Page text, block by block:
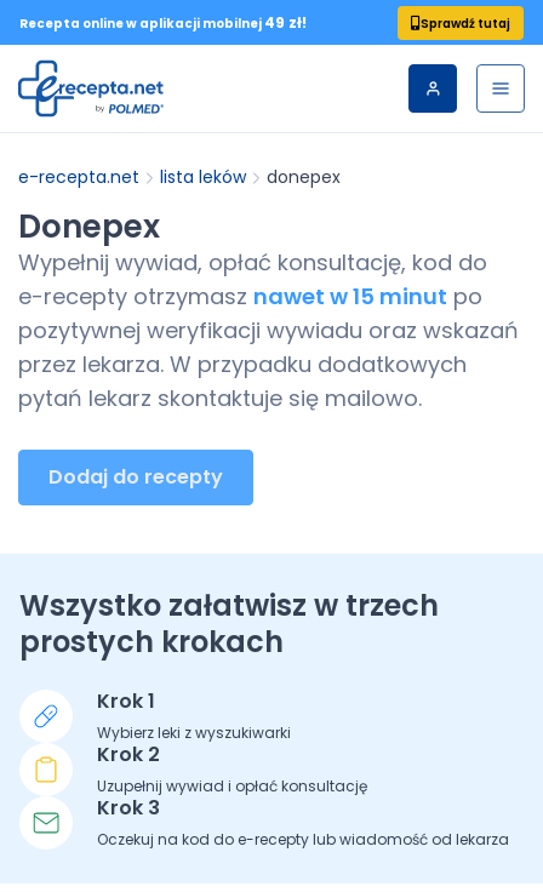
Recepta online w aplikacji mobilnej 49 zł! Sprawdź tutaj
e-recepta.net lista leków donepex
Donepex
Wypełnij wywiad, opłać konsultację, kod do
e-recepty otrzymasz nawet w 15 minut po
pozytywnej weryfikacji wywiadu oraz wskazań
przez lekarza. W przypadku dodatkowych
pytań lekarz skontaktuje się mailowo.
Dodaj do recepty
Wszystko załatwisz w trzech
prostych krokach
Krok 1
Wybierz leki z wyszukiwarki
Krok 2
Uzupełnij wywiad i opłać konsultację
Krok 3
Oczekuj na kod do e-recepty lub wiadomość od lekarza